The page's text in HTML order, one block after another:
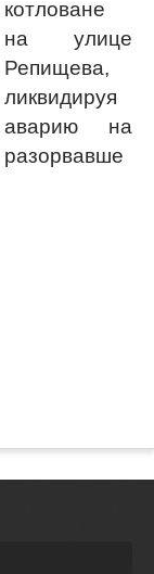
котловане
на улице
Репищева,
ликвидируя
аварию на
разорвавше